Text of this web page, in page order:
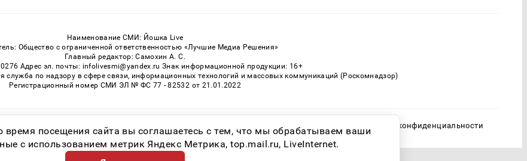
Наименование СМИ: Йошка Live
Общество с ограниченной ответственностью «Лучшие Медиа Решения»
Главный редактор: Самохин А. С.
Адрес эл. почты: infolivesmi@yandex.ru Знак информационной продукции: 16+
служба по надзору в сфере связи, информационных технологий и массовых коммуникаций (Роскомнадзор)
Регистрационный номер СМИ ЭЛ № ФС 77 - 82532 от 21.01.2022
Возрастная категория сайта 16+ Политика конфиденциальности
посещения сайта вы соглашаетесь с тем, что мы обрабатываем ваши
с использованием метрик Яндекс Метрика, top.mail.ru, LiveInternet.